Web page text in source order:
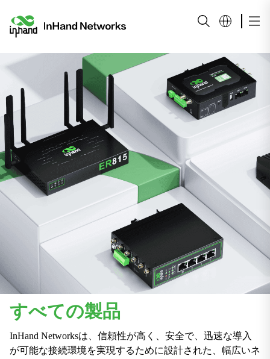
すべての製品
InHand Networksは、信頼性が高く、安全で、迅速な導入
が可能な接続環境を実現するために設計された、幅広いネ